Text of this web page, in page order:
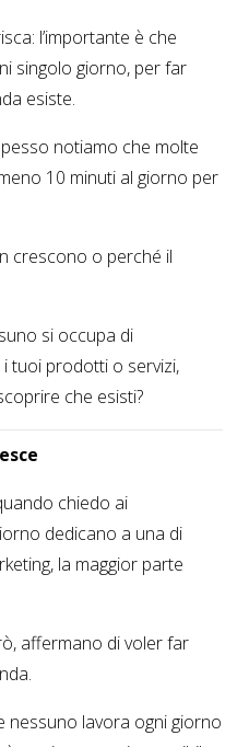
l’importante è che
singolo giorno, per far
esiste.
notiamo che molte
10 minuti al giorno per
crescono o perché il
si occupa di
tuoi prodotti o servizi,
che esisti?
chiedo ai
dedicano a una di
la maggior parte
affermano di voler far
nessuno lavora ogni giorno